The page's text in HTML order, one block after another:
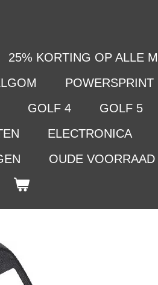
25% KORTING OP ALLE
POWERSPRINT
GOLF 4 GOLF 5
ELECTRONICA
OUDE